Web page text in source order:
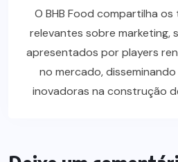
O BHB Food compartilha
relevantes sobre marketing,
apresentados por players
no mercado,
inovadoras na construção